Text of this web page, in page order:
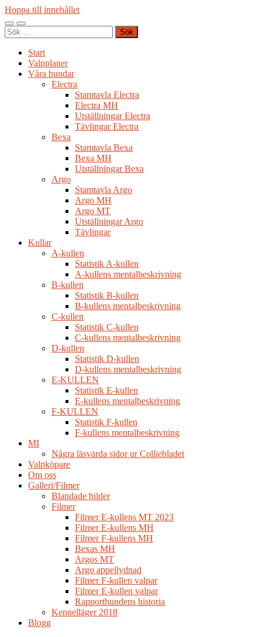
Hoppa till innehållet
Slå
på/av
Slå
på/av
Sök
efter:
Start
Valpplaner
Våra hundar
Electra
Stamtavla Electra
Electra MH
Utställningar Electra
Tävlingar Electra
Bexa
Stamtavla Bexa
Bexa MH
Utställningar Bexa
Argo
Stamtavla Argo
Argo MH
Argo MT
Utställningar Argo
Tävlingar
Kullar
A-kullen
Statistik A-kullen
A-kullens mentalbeskrivning
B-kullen
Statistik B-kullen
B-kullens mentalbeskrivning
C-kullen
Statistik C-kullen
C-kullens mentalbeskrivning
D-kullen
Statistik D-kullen
D-kullens mentalbeskrivning
E-KULLEN
Statistik E-kullen
E-kullens mentalbeskrivning
F-KULLEN
Statistik F-kullen
F-kullens mentalbeskrivning
MI
Några läsvärda sidor ur Colliebladet
Valpköpare
Om oss
Galleri/Filmer
Blandade bilder
Filmer
Filmer E-kullens MT 2023
Filmer E-kullens MH
Filmer F-kullens MH
Bexas MH
Argos MT
Argo appellydnad
Filmer F-kullen valpar
Filmer E-kullen valpar
Rapporthundens historia
Kennelläger 2018
Blogg